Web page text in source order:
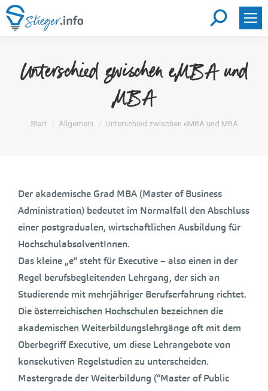
Search:
Unterschied zwischen eMBA und
MBA
Sie befinden sich hier:
Start Allgemein Unterschied zwischen eMBA und MBA
Der akademische Grad MBA (Master of Business
Administration) bedeutet im Normalfall den Abschluss
einer postgradualen, wirtschaftlichen Ausbildung für
HochschulabsolventInnen.
Das kleine „e“ steht für Executive – also einen in der
Regel berufsbegleitenden Lehrgang, der sich an
Studierende mit mehrjähriger Berufserfahrung richtet.
Die österreichischen Hochschulen bezeichnen die
akademischen Weiterbildungslehrgänge oft mit dem
Oberbegriff Executive, um diese Lehrangebote von
konsekutiven Regelstudien zu unterscheiden.
Mastergrade der Weiterbildung (“Master of Public